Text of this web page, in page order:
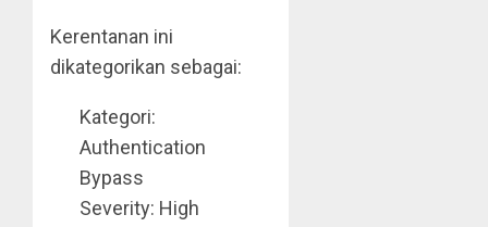
Kerentanan ini
dikategorikan sebagai:
Kategori:
Authentication
Bypass
Severity: High